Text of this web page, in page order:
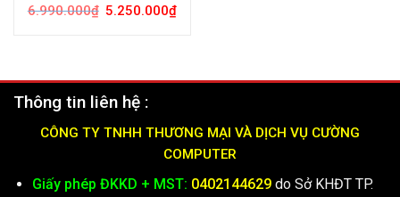
6.990.000₫ Giá
5.250.000₫Giá
Thông tin liên hệ :
CÔNG TY TNHH THƯƠNG MẠI VÀ DỊCH VỤ CƯỜNG
COMPUTER
Giấy phép ĐKKD + MST: 0402144629do Sở KHĐT TP.